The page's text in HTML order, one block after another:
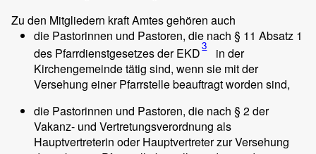
Zu den Mitgliedern kraft Amtes gehören auch
die Pastorinnen und Pastoren, die nach § 11 Absatz 1
des Pfarrdienstgesetzes der EKD3
in der
Kirchengemeinde tätig sind, wenn sie mit der
Versehung einer Pfarrstelle beauftragt worden sind,
die Pastorinnen und Pastoren, die nach § 2 der
Vakanz- und Vertretungsverordnung als
Hauptvertreterin oder Hauptvertreter zur Versehung